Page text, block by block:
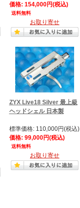
価格: 154,000円(税込)
送料無料
お取り寄せ
ZYX Live18 Silver 最上級
ヘッドシェル 日本製
標準価格: 110,000円(税込)
価格: 99,000円(税込)
送料無料
お取り寄せ